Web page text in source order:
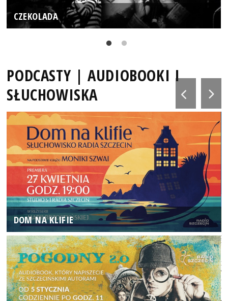
CZEKOLADA
PODCASTY | AUDIOBOOKI I
SŁUCHOWISKA
DOM NA KLIFIE